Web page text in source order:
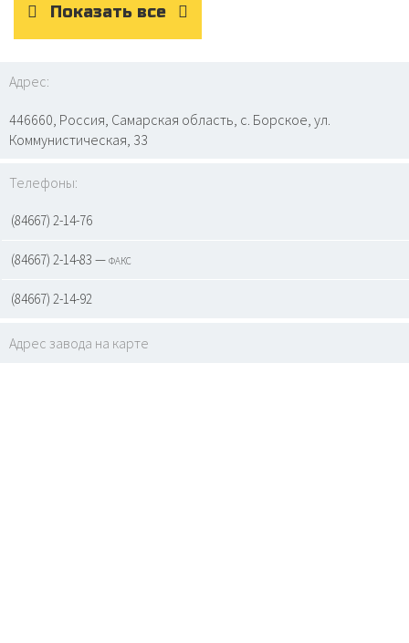
Показать все
Адрес:
446660, Россия, Самарская область, с. Борское, ул.
Коммунистическая, 33
Телефоны:
(84667) 2-14-76
(84667) 2-14-83 — факс
(84667) 2-14-92
Адрес завода на карте